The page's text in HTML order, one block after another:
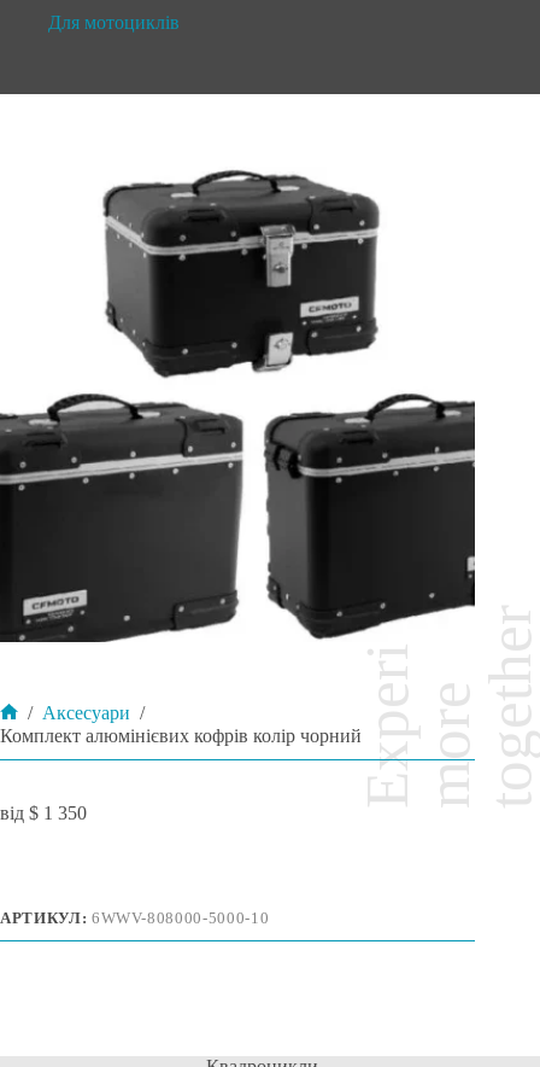
Для мотоциклів
Головна
/ Аксесуари /
Комплект алюмінієвих кофрів колір чорний
$ 1 350
АРТИКУЛ: 6WWV-808000-5000-10